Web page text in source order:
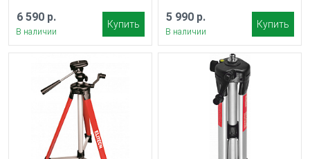
6 590 р.
В наличии
Купить
5 990 р.
В наличии
Купить